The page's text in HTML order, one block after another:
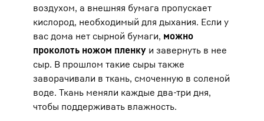
воздухом, а внешняя бумага пропускает
кислород, необходимый для дыхания. Если у
вас дома нет сырной бумаги, можно
проколоть ножом пленку и завернуть в нее
сыр. В прошлом такие сыры также
заворачивали в ткань, смоченную в соленой
воде. Ткань меняли каждые два-три дня,
чтобы поддерживать влажность.